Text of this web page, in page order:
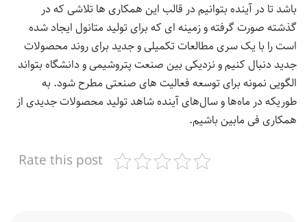
باشد تا در آینده بتوانیم در قالب این همکاری ها تلاشی که در
گذشته صورت گرفته و زمینه ای که برای تولید متانول ایجاد شده
است را با یک سری مطالعات تکمیلی و جدید برای روند محصولات
جدید دنبال کنیم و نزدیکی بین صنعت پتروشیمی و دانشگاه بتواند
الگویی نمونه برای توسعه فعالیت های صنعتی مطرح شود. به
طوریکه در ماه‌ها و سال‌های آینده شاهد تولید محصولات جدیدی از
همکاری فی مابین باشیم.
Rate this post